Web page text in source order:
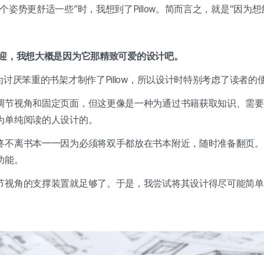
姿势更舒适一些”时，我想到了Pillow。简而言之，就是“因为
，我想大概是因为它那精致可爱的设计吧。
讨厌笨重的书架才制作了Pillow，所以设计时特别考虑了读者的
节视角和固定页面，但这更像是一种为通过书籍获取知识、需
纯阅读的人设计的。
不离书本——因为必须将双手都放在书本附近，随时准备翻页
。
视角的支撑装置就足够了。于是，我尝试将其设计得尽可能简